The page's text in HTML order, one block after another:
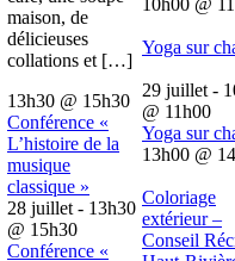
maison, de
délicieuses
collations et […]
13h30 @ 15h30
Conférence «
L’histoire de la
musique
classique »
28 juillet - 13h30
@ 15h30
Conférence «
10h00 @
Yoga sur
29 juillet -
@ 11h00
Yoga sur
13h00 @
Coloriage
extérieur –
Conseil